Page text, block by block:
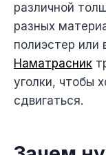
различной
разных
полиэстер или
Наматрасник
уголки, чтобы
сдвигаться.